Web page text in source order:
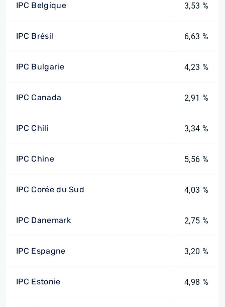
IPC Belgique 3,53 %
IPC Brésil 6,63 %
IPC Bulgarie 4,23 %
IPC Canada 2,91 %
IPC Chili 3,34 %
IPC Chine 5,56 %
IPC Corée du Sud 4,03 %
IPC Danemark 2,75 %
IPC Espagne 3,20 %
IPC Estonie 4,98 %